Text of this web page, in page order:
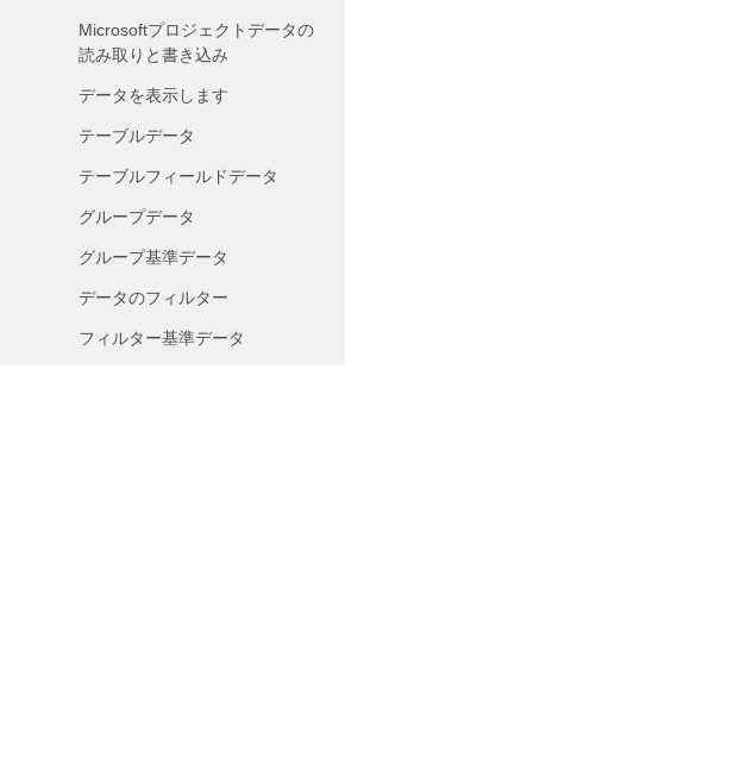
Microsoftプロジェクトデータの
読み取りと書き込み
データを表示します
テーブルデータ
テーブルフィールドデータ
グループデータ
グループ基準データ
データのフィルター
フィルター基準データ